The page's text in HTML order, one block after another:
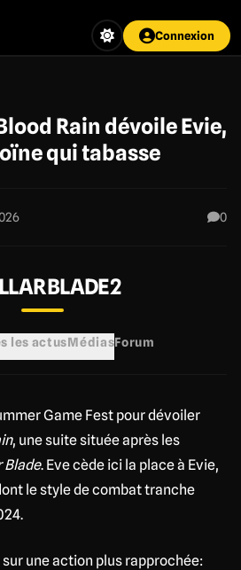
Connexion
Rain dévoile Evie,
qui tabasse
0
BLADE 2
les actusMédiasForum
Game Fest pour dévoiler
, une suite située après les
Blade. Eve cède ici la place à Evie,
le style de combat tranche
une action plus rapprochée: